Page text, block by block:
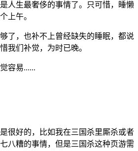
人生最奢侈的事情了。只可惜，睡懒
上午。
了，也补不上曾经缺失的睡眠，都说
我们补觉，为时已晚。
容易......
很好的，比如我在三国杀里厮杀或者
八糟的事情，但是三国杀这种页游需